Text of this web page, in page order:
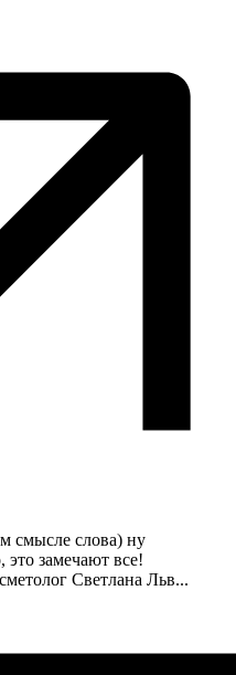
смысле слова) ну
это замечают все!
Светлана Льв...